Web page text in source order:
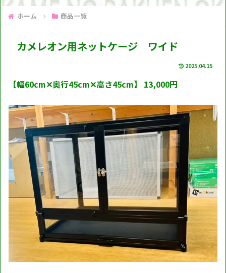
ホーム 商品一覧
カメレオン用ネットケージ ワイド
2025.04.15
【幅60cm✕奥行45cm✕高さ45cm】 13,000円